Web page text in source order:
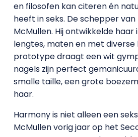
en filosofen kan citeren én
heeft in seks. De schepper
McMullen. Hij ontwikkelde
lengtes, maten en met diverse
prototype draagt een wit
nagels zijn perfect
smalle taille, een grote
haar.
Harmony is niet alleen een
McMullen vorig jaar op het